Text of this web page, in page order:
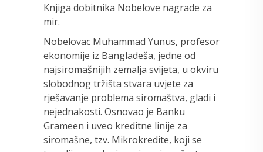
Knjiga dobitnika Nobelove nagrade za
mir.
Nobelovac Muhammad Yunus, profesor
ekonomije iz Bangladeša, jedne od
najsiromašnijih zemalja svijeta, u okviru
slobodnog tržišta stvara uvjete za
rješavanje problema siromaštva, gladi i
nejednakosti. Osnovao je Banku
Grameen i uveo kreditne linije za
siromašne, tzv. Mikrokredite, koji se